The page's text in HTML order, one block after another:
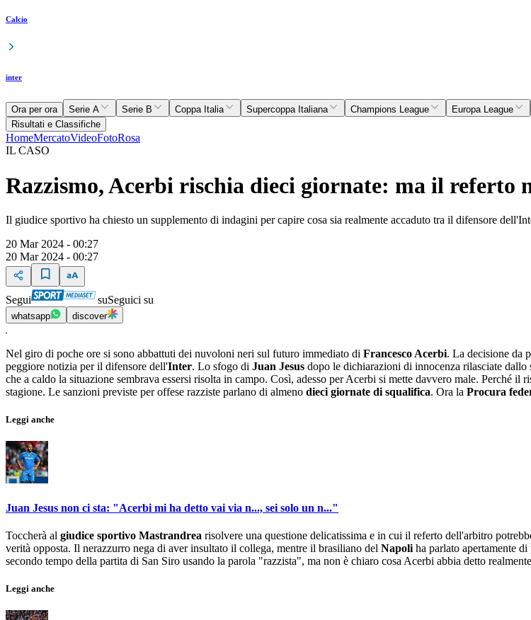
Calcio
inter
Ora per ora Serie A Serie B Coppa Italia Supercoppa Italiana Champions League Europa League
Risultati e Classifiche
HomeMercatoVideoFotoRosa
IL CASO
Razzismo, Acerbi rischia dieci giornate: ma il referto
Il giudice sportivo ha chiesto un supplemento di indagini per capire cosa sia realmente accaduto tra il difensore
20 Mar 2024 - 00:27
20 Mar 2024 - 00:27
Segui suSeguici su
whatsapp discover
Nel giro di poche ore si sono abbattuti dei nuvoloni neri sul futuro immediato di Francesco Acerbi. La decisione da
peggiore notizia per il difensore dell'Inter. Lo sfogo di Juan Jesus dopo le dichiarazioni di innocenza rilasciate
che a caldo la situazione sembrava essersi risolta in campo. Così, adesso per Acerbi si mette davvero male. Perché
stagione. Le sanzioni previste per offese razziste parlano di almeno dieci giornate di squalifica. Ora la Procura
Leggi anche
Juan Jesus non ci sta: "Acerbi mi ha detto vai via n..., sei solo un n..."
Toccherà al giudice sportivo Mastrandrea risolvere una questione delicatissima e in cui il referto dell'arbitro
verità opposta. Il nerazzurro nega di aver insultato il collega, mentre il brasiliano del Napoli ha parlato apertamente
secondo tempo della partita di San Siro usando la parola "razzista", ma non è chiaro cosa Acerbi abbia detto
Leggi anche